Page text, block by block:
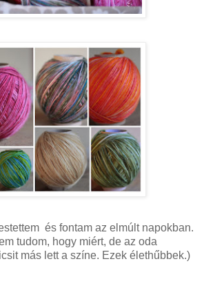
és fontam az elmúlt napokban.
tudom, hogy miért, de az oda
más lett a színe. Ezek élethűbbek.)